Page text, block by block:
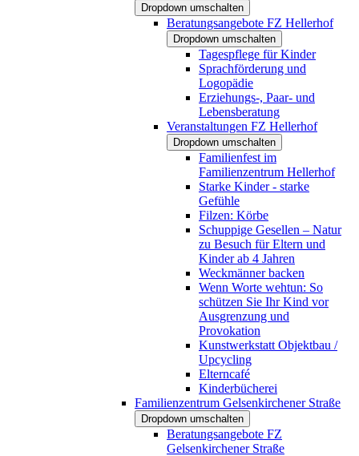
Dropdown umschalten
Beratungsangebote FZ Hellerhof
Dropdown umschalten
Tagespflege für Kinder
Sprachförderung und
Logopädie
Erziehungs-, Paar- und
Lebensberatung
Veranstaltungen FZ Hellerhof
Dropdown umschalten
Familienfest im
Familienzentrum Hellerhof
Starke Kinder - starke
Gefühle
Filzen: Körbe
Schuppige Gesellen – Natur
zu Besuch für Eltern und
Kinder ab 4 Jahren
Weckmänner backen
Wenn Worte wehtun: So
schützen Sie Ihr Kind vor
Ausgrenzung und
Provokation
Kunstwerkstatt Objektbau /
Upcycling
Elterncafé
Kinderbücherei
Familienzentrum Gelsenkirchener Straße
Dropdown umschalten
Beratungsangebote FZ
Gelsenkirchener Straße